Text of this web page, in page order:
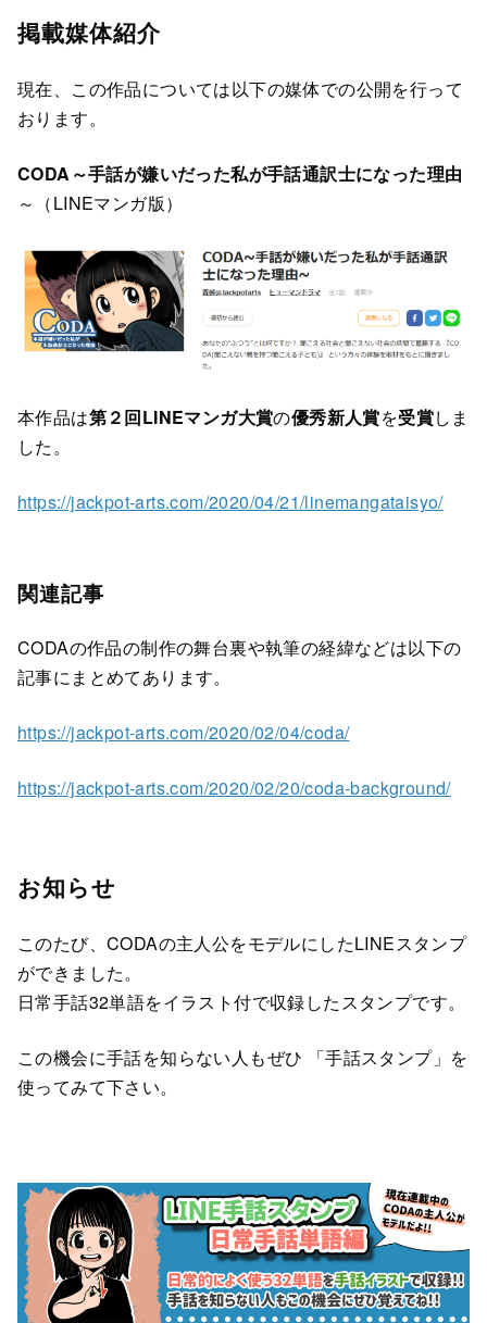
掲載媒体紹介
現在、この作品については以下の媒体での公開を行って
おります。
CODA～手話が嫌いだった私が手話通訳士になった理由
～（LINEマンガ版）
本作品は第２回LINEマンガ大賞の優秀新人賞を受賞しま
した。
https://jackpot-arts.com/2020/04/21/linemangataisyo/
関連記事
CODAの作品の制作の舞台裏や執筆の経緯などは以下の
記事にまとめてあります。
https://jackpot-arts.com/2020/02/04/coda/
https://jackpot-arts.com/2020/02/20/coda-background/
お知らせ
このたび、CODAの主人公をモデルにしたLINEスタンプ
ができました。
日常手話32単語をイラスト付で収録したスタンプです。
この機会に手話を知らない人もぜひ 「手話スタンプ」を
使ってみて下さい。